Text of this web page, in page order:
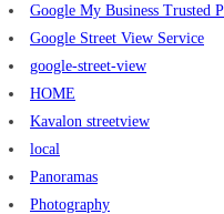
Google My Business Trusted
Google Street View Service
google-street-view
HOME
Kavalon streetview
local
Panoramas
Photography